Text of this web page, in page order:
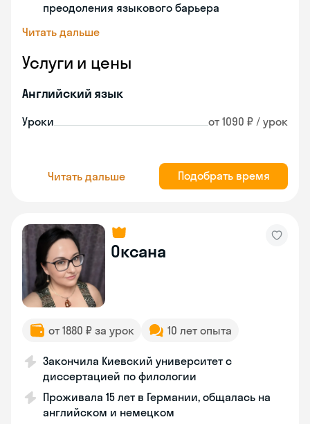
преодоления языкового барьера
Читать дальше
Услуги и цены
Английский язык
Уроки от 1090 ₽ / урок
Читать дальше Подобрать время
Оксана
от 1880 ₽ за урок 10 лет опыта
Закончила Киевский университет с
диссертацией по филологии
Проживала 15 лет в Германии, общалась на
английском и немецком